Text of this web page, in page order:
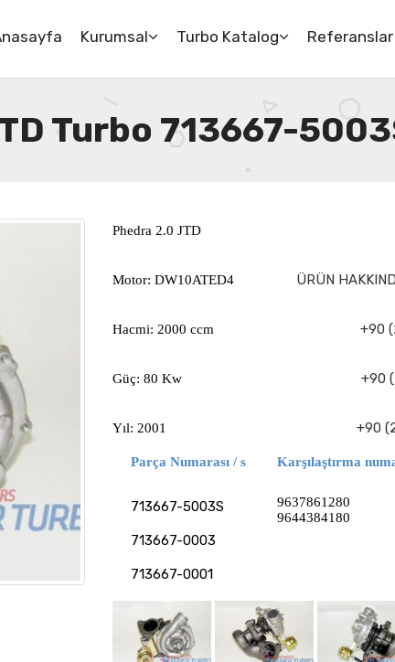
Kurumsal Turbo Katalog Referanslar
Turbo 713667-
Phedra 2.0 JTD
Motor: DW10ATED4 ÜRÜN
Hacmi: 2000 ccm +90
Güç: 80 Kw +90
Yıl: 2001 +90
Parça Numarası / s
713667-5003S
713667-0003
713667-0001
Karşılaştırma
9637861280
9644384180